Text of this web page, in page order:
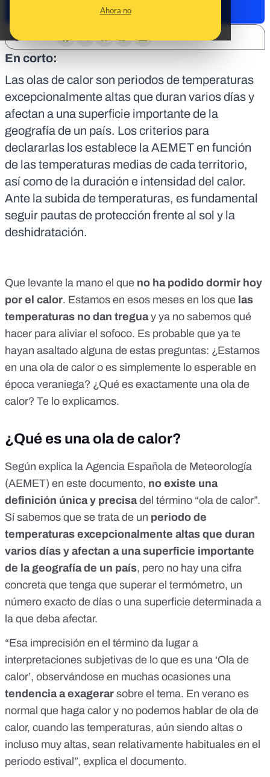
Ahora no
En corto:
Las olas de calor son periodos de temperaturas
excepcionalmente altas que duran varios días y
afectan a una superficie importante de la
geografía de un país. Los criterios para
declararlas los establece la AEMET en función
de las temperaturas medias de cada territorio,
así como de la duración e intensidad del calor.
Ante la subida de temperaturas, es fundamental
seguir pautas de protección frente al sol y la
deshidratación.
Que levante la mano el que no ha podido dormir hoy
por el calor. Estamos en esos meses en los que las
temperaturas no dan treguay ya no sabemos qué
hacer para aliviar el sofoco. Es probable que ya te
hayan asaltado alguna de estas preguntas: ¿Estamos
en una ola de calor o es simplemente lo esperable en
época veraniega? ¿Qué es exactamente una ola de
calor? Te lo explicamos.
¿Qué es una ola de calor?
Según explica la Agencia Española de Meteorología
(AEMET) en este documento, no existe una
definición única y precisadel término “ola de calor”.
Sí sabemos que se trata de un periodo de
temperaturas excepcionalmente altas que duran
varios días y afectan a una superficie importante
de la geografía de un país, pero no hay una cifra
concreta que tenga que superar el termómetro, un
número exacto de días o una superficie determinada a
la que deba afectar.
“Esa imprecisión en el término da lugar a
interpretaciones subjetivas de lo que es una ‘Ola de
calor’, observándose en muchas ocasiones una
tendencia a exagerar sobre el tema. En verano es
normal que haga calor y no podemos hablar de ola de
calor, cuando las temperaturas, aún siendo altas o
incluso muy altas, sean relativamente habituales en el
periodo estival”, explica el documento.